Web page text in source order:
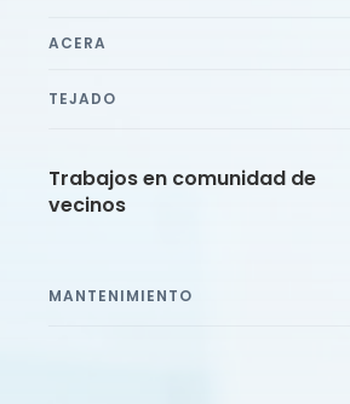
ACERA
TEJADO
Trabajos en comunidad de
vecinos
MANTENIMIENTO